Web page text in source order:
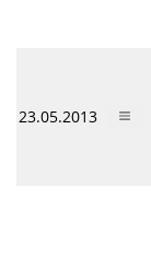
23.05.2013